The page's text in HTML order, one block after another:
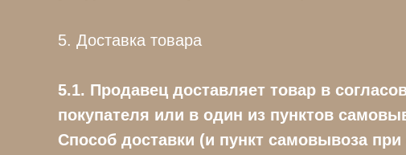
5. Доставка товара
5.1. Продавец доставляет товар в
покупателя или в один из пунктов
Способ доставки (и пункт самовывоза